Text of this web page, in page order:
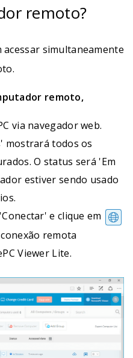
remoto?
simultaneamente
remoto,
via navegador web.
mostrará todos os
O status será 'Em
estiver sendo usado
e clique em
remota
Viewer Lite.